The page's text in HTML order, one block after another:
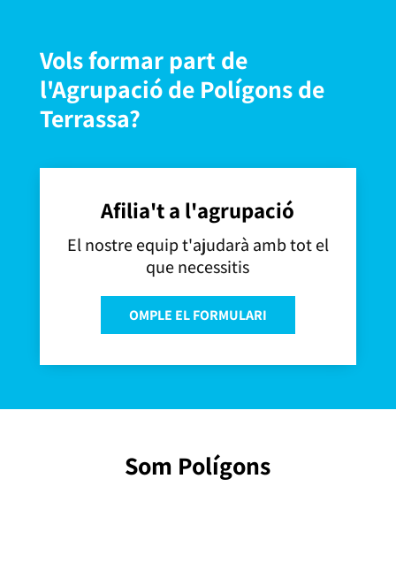
Vols formar part de
l'Agrupació de Polígons de
Terrassa?
Afilia't a l'agrupació
El nostre equip t'ajudarà amb tot el
que necessitis
OMPLE EL FORMULARI
Som Polígons